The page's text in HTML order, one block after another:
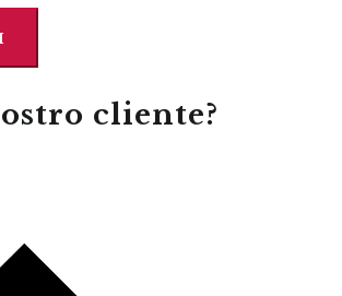
cliente?